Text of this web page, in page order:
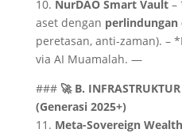
10. NurDAO Smart Vault–
aset dengan
peretasan, anti-zaman). –
via AI Muamalah. —
### 🚀 B.
(Generasi 2025+)
11. Meta-Sovereign